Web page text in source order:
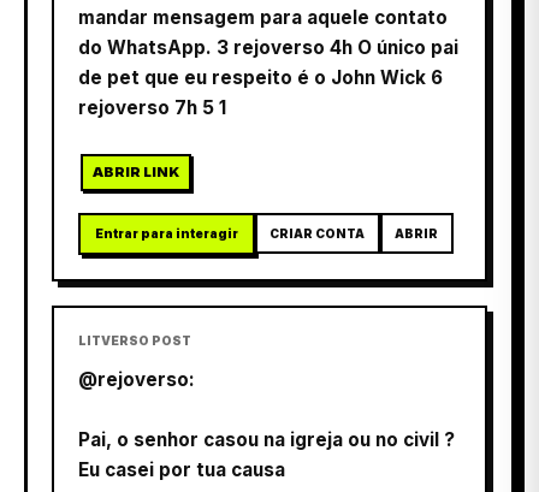
mandar mensagem para aquele contato
do WhatsApp. 3 rejoverso 4h O único pai
de pet que eu respeito é o John Wick 6
rejoverso 7h 5 1
ABRIR LINK
Entrar para interagir CRIAR CONTA ABRIR
LITVERSO POST
@rejoverso:
Pai, o senhor casou na igreja ou no civil ?
Eu casei por tua causa